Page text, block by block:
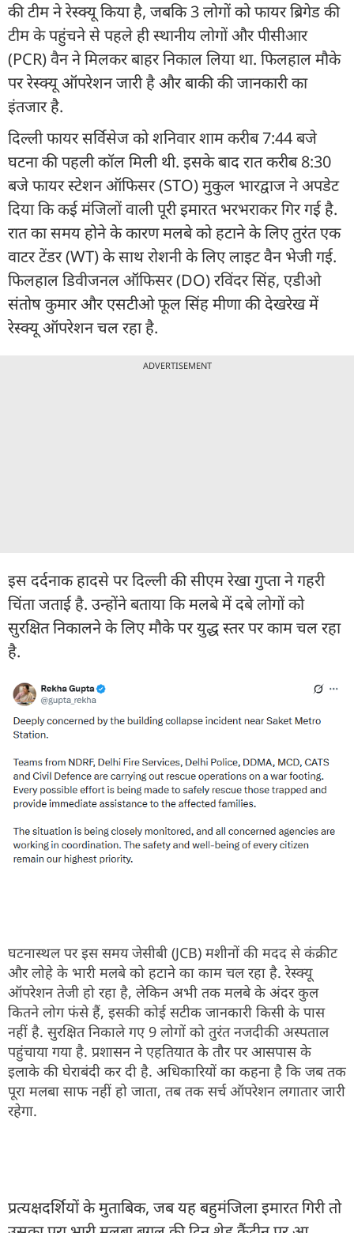
की टीम ने रेस्क्यू किया है, जबकि 3 लोगों को फायर ब्रिगेड की
टीम के पहुंचने से पहले ही स्थानीय लोगों और पीसीआर
(PCR) वैन ने मिलकर बाहर निकाल लिया था. फिलहाल मौके
पर रेस्क्यू ऑपरेशन जारी है और बाकी की जानकारी का
इंतजार है.
दिल्ली फायर सर्विसेज को शनिवार शाम करीब 7:44 बजे
घटना की पहली कॉल मिली थी. इसके बाद रात करीब 8:30
बजे फायर स्टेशन ऑफिसर (STO) मुकुल भारद्वाज ने अपडेट
दिया कि कई मंजिलों वाली पूरी इमारत भरभराकर गिर गई है.
रात का समय होने के कारण मलबे को हटाने के लिए तुरंत एक
वाटर टेंडर (WT) के साथ रोशनी के लिए लाइट वैन भेजी गई.
फिलहाल डिवीजनल ऑफिसर (DO) रविंदर सिंह, एडीओ
संतोष कुमार और एसटीओ फूल सिंह मीणा की देखरेख में
रेस्क्यू ऑपरेशन चल रहा है.
ADVERTISEMENT
इस दर्दनाक हादसे पर दिल्ली की सीएम रेखा गुप्ता ने गहरी
चिंता जताई है. उन्होंने बताया कि मलबे में दबे लोगों को
सुरक्षित निकालने के लिए मौके पर युद्ध स्तर पर काम चल रहा
है.
घटनास्थल पर इस समय जेसीबी (JCB) मशीनों की मदद से कंक्रीट
और लोहे के भारी मलबे को हटाने का काम चल रहा है. रेस्क्यू
ऑपरेशन तेजी हो रहा है, लेकिन अभी तक मलबे के अंदर कुल
कितने लोग फंसे हैं, इसकी कोई सटीक जानकारी किसी के पास
नहीं है. सुरक्षित निकाले गए 9 लोगों को तुरंत नजदीकी अस्पताल
पहुंचाया गया है. प्रशासन ने एहतियात के तौर पर आसपास के
इलाके की घेराबंदी कर दी है. अधिकारियों का कहना है कि जब तक
पूरा मलबा साफ नहीं हो जाता, तब तक सर्च ऑपरेशन लगातार जारी
रहेगा.
प्रत्यक्षदर्शियों के मुताबिक, जब यह बहुमंजिला इमारत गिरी तो